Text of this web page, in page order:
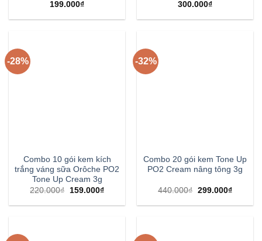
199.000₫
300.000₫
-28%
Combo 10 gói kem kích
trắng váng sữa Orôche PO2
Tone Up Cream 3g
220.000₫ 159.000₫
-32%
Combo 20 gói kem Tone Up
PO2 Cream nâng tông 3g
440.000₫ 299.000₫